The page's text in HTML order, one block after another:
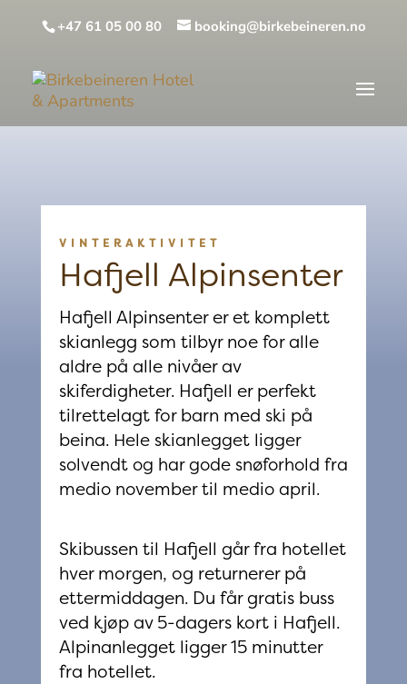
+47 61 05 00 80 booking@birkebeineren.no
VINTERAKTIVITET
Hafjell Alpinsenter
Hafjell Alpinsenter er et komplett
skianlegg som tilbyr noe for alle
aldre på alle nivåer av
skiferdigheter. Hafjell er perfekt
tilrettelagt for barn med ski på
beina. Hele skianlegget ligger
solvendt og har gode snøforhold fra
medio november til medio april.
Skibussen til Hafjell går fra hotellet
hver morgen, og returnerer på
ettermiddagen. Du får gratis buss
ved kjøp av 5-dagers kort i Hafjell.
Alpinanlegget ligger 15 minutter
fra hotellet.